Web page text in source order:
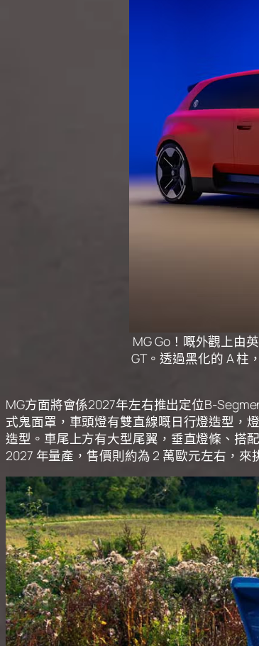
MG Go！嘅外觀上由
GT。透過黑化的 A 柱
MG方面將會係2027年左右推出定位B-
式鬼面罩，車頭燈有雙直線嘅日行燈造型，
造型。車尾上方有大型尾翼，垂直燈條、搭
2027 年量產，售價則約為 2 萬歐元左右，來